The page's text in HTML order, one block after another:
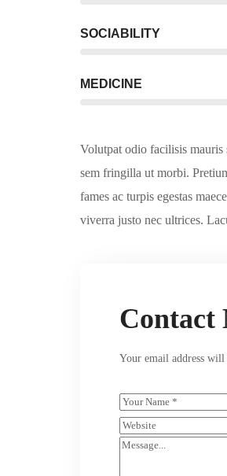
SOCIABILITY
MEDICINE
Volutpat odio facilisis mauris
sem fringilla ut morbi.
fames ac turpis egestas
viverra justo nec ultrices.
Contact
Your email address